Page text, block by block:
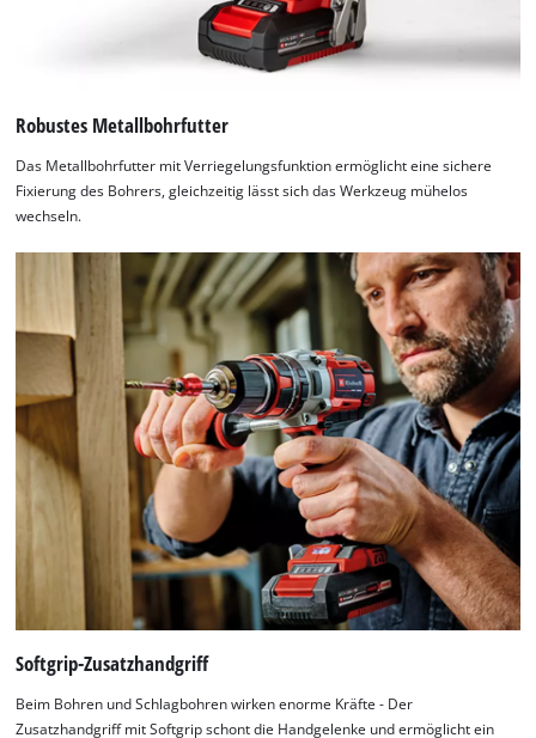
Robustes Metallbohrfutter
Das Metallbohrfutter mit Verriegelungsfunktion ermöglicht eine sichere
Fixierung des Bohrers, gleichzeitig lässt sich das Werkzeug mühelos
wechseln.
Softgrip-Zusatzhandgriff
Beim Bohren und Schlagbohren wirken enorme Kräfte - Der
Zusatzhandgriff mit Softgrip schont die Handgelenke und ermöglicht ein